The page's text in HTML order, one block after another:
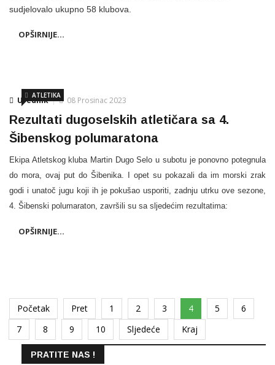
sudjelovalo ukupno 58 klubova.
OPŠIRNIJE...
Urednik
ATLETIKA 08 Prosinac 2023
Rezultati dugoselskih atletičara sa 4.
Šibenskog polumaratona
Ekipa Atletskog kluba Martin Dugo Selo u subotu je ponovno potegnula
do mora, ovaj put do Šibenika. I opet su pokazali da im morski zrak
godi i unatoč jugu koji ih je pokušao usporiti, zadnju utrku ove sezone,
4. Šibenski polumaraton, završili su sa sljedećim rezultatima:
OPŠIRNIJE...
Početak Pret 1 2 3 4 5
6
7
8 9 10 Sljedeće Kraj
PRATITE NAS !